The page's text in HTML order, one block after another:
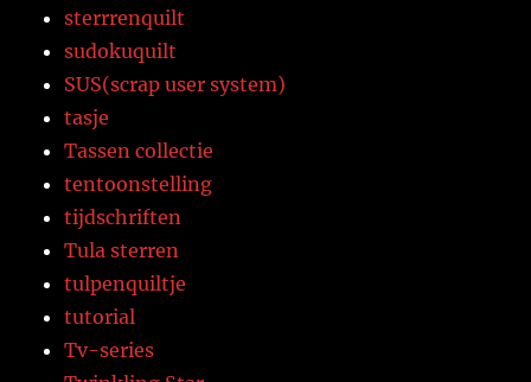
sterrrenquilt
sudokuquilt
SUS(scrap user system)
tasje
Tassen collectie
tentoonstelling
tijdschriften
Tula sterren
tulpenquiltje
tutorial
Tv-series